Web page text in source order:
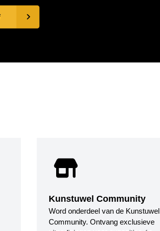
Kunstuwel Community
Word onderdeel van de Kunstuwel
Community. Ontvang exclusieve